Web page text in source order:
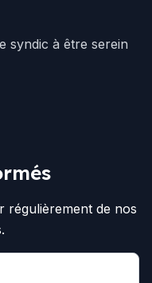
syndic à être serein
régulièrement de nos